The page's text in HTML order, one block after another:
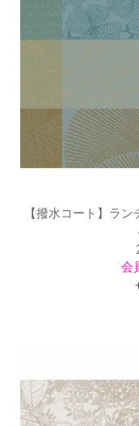
【撥水コート】ラ
会